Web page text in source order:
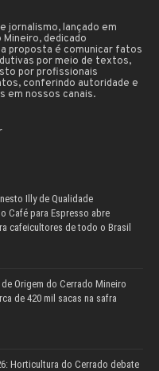
jornalismo, lançado em
dedicado
proposta é comunicar fatos
por meio de textos,
por profissionais
conferindo autoridade e
em nossos canais.
Illy de Qualidade
Café para Espresso abre
cafeicultores de todo o Brasil
Origem do Cerrado Mineiro
de 420 mil sacas na safra
Horticultura do Cerrado debate